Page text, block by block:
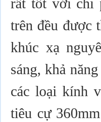
rất tốt với chi
trên đều được
khúc xạ
sáng, khả
các loại kính
tiêu cự